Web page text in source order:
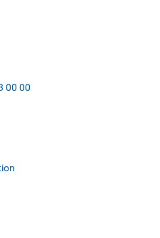
00 00